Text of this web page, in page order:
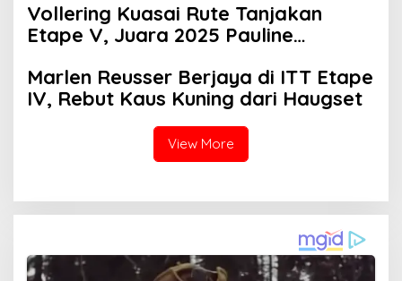
Vollering Kuasai Rute Tanjakan
Etape V, Juara 2025 Pauline
Marlen Reusser Berjaya di ITT Etape
IV, Rebut Kaus Kuning dari Haugset
View More